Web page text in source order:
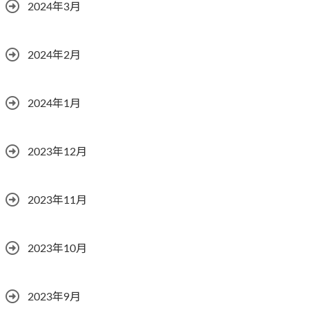
2024年3月
2024年2月
2024年1月
2023年12月
2023年11月
2023年10月
2023年9月